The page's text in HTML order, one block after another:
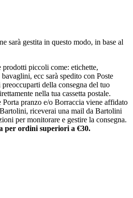
sarà gestita in questo modo, in base al
prodotti piccoli come: etichette,
ecc sarà spedito con Poste
della consegna del tuo
nella tua cassetta postale.
Porta pranzo e/o Borraccia viene affidato
riceverai una mail da Bartolini
per monitorare e gestire la consegna.
per ordini superiori a €30.